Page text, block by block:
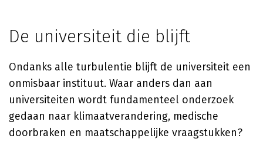
De universiteit die blijft
Ondanks alle turbulentie blijft de universiteit een
onmisbaar instituut. Waar anders dan aan
universiteiten wordt fundamenteel onderzoek
gedaan naar klimaatverandering, medische
doorbraken en maatschappelijke vraagstukken?